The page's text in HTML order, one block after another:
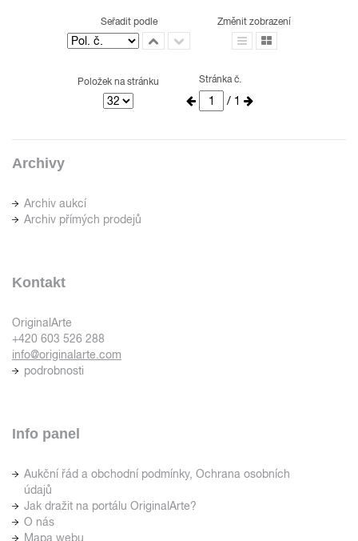
Seřadit podle Změnit zobrazení
Položek na stránku Stránka č.
/ 1
Archivy
Archiv aukcí
Archiv přímých prodejů
Kontakt
OriginalArte
+420 603 526 288
info@originalarte.com
podrobnosti
Info panel
Aukční řád a obchodní podmínky, Ochrana osobních
údajů
Jak dražit na portálu OriginalArte?
O nás
Mapa webu